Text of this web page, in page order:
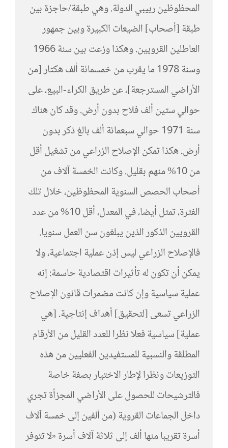
المحظوظين ربيبي الدولة. وهي طبقة/حاجزة بين
طبقة [أصحاب] الضيعات الكبيرة وبين جمهور
العاطلين القرويين. وهكذا وزعت بين سنة 1966
وسنة 1978 ما يقرب من خمسمائة ألف هكتار [من
الأراضي المسترجعة]، عن طريق الكراء-البيع، على
حوالي ستين ألف فلاح بدون أرض. وقد كان هناك
سنة 1971 حوالي سبعمائة ألف بالغ ذكر بدون
أرض. هكذا تمكن الإصلاح الزراعي من تشغيل أقل
من 10% منهم بقليل. وكانت الخمسة آلاف من
أصحاب الحصص السنوية المحظوظين، خلال تلك
الفترة، تمثل أيضا، في المعدل، أقل 10% من عدد
القرويين الذكور الذين يبلغون سن العمل سنويا.
فالإصلاح الزراعي ليس إذن عملية اجتماعية، ولا
يمكن أن تكون له تأثيرات اقتصادية حاسمة: إنه
عملية سياسية وإن كانت مضمرات قانون الإصلاح
الزراعي تسعى [لتحقيق] أهداف إنتاجية. [هي
عملية] سياسية فعلا نظرا للعدد القليل من الأرقام
المطلقة والنسبية للمستفيدين الفعليين من هذه
التوزيعات ونظرا لإطار الاختيار بصفة خاصة
فالترشيحات للحصول على الأراضي المجزأة تجري
داخل الجماعات القروية (من ألفين إلى خمسة آلاف
أسرة تقريبا منها ألف إلى ثلاثة آلاف أسرة «لا تتوفر